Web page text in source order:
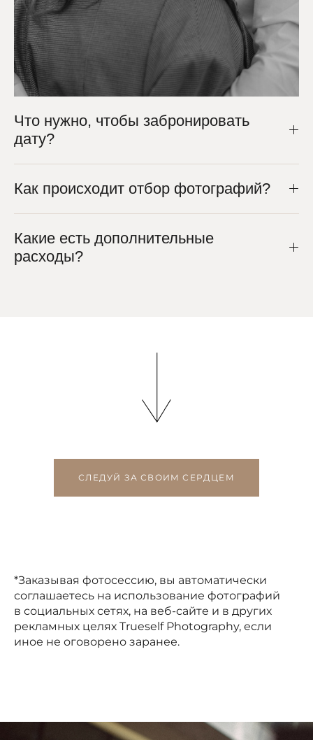
Что нужно, чтобы забронировать
дату?
Как происходит отбор фотографий?
Какие есть дополнительные
расходы?
СЛЕДУЙ ЗА СВОИМ СЕРДЦЕМ
*Заказывая фотосессию, вы автоматически
соглашаетесь на использование фотографий
в социальных сетях, на веб-сайте и в других
рекламных целях Trueself Photography, если
иное не оговорено заранее.